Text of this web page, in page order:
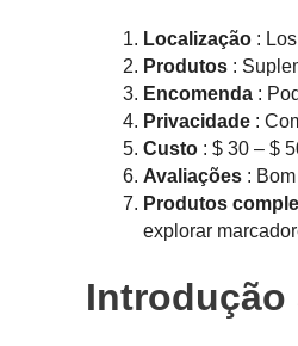
Localização :
Produtos :
Encomenda :
Privacidade :
Custo : $ 30 – $
Avaliações :
Produtos
explorar
Introdução